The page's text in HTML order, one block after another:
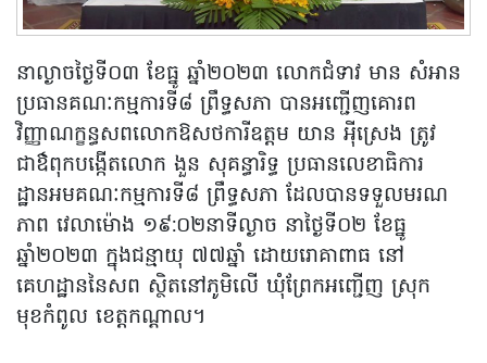
នាល្ងាចថ្ងៃទី០៣ ខែធ្នូ ឆ្នាំ២០២៣ លោកជំទាវ មាន សំអាន
ប្រធានគណៈកម្មការទី៨ ព្រឹទ្ធសភា បានអញ្ជើញគោរព
វិញ្ញាណក្ខន្ធសពលោកឱសថការីឧត្តម យាន អុីស្រេង ត្រូវ
ជាឳពុកបង្កើតលោក ងួន សុគន្ធារិទ្ធ ប្រធានលេខាធិការ
ដ្ឋានអមគណៈកម្មការទី៨ ព្រឹទ្ធសភា ដែលបានទទួលមរណ
ភាព វេលាម៉ោង ១៩:០២នាទីល្ងាច នាថ្ងៃទី០២ ខែធ្នូ
ឆ្នាំ២០២៣ ក្នុងជន្មាយុ ៧៧ឆ្នាំ ដោយរោគាពាធ នៅ
គេហដ្ឋាននៃសព ស្ថិតនៅភូមិលើ ឃុំព្រែកអញ្ជើញ ស្រុក
មុខកំពូល ខេត្តកណ្តាល។